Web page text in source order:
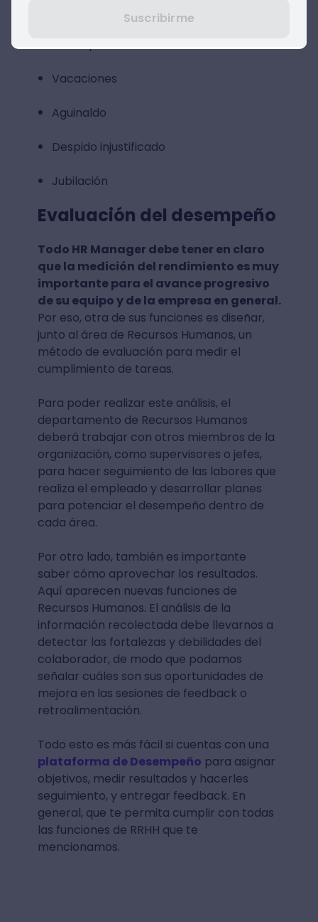
Seguro médico
Vacaciones
Aguinaldo
Despido injustificado
Jubilación
Evaluación del desempeño
Todo HR Manager debe tener en claro
que la medición del rendimiento es muy
importante para el avance progresivo
de su equipo y de la empresa en general.
Por eso, otra de sus funciones es diseñar,
junto al área de Recursos Humanos, un
método de evaluación para medir el
cumplimiento de tareas.
Para poder realizar este análisis, el
departamento de Recursos Humanos
deberá trabajar con otros miembros de la
organización, como supervisores o jefes,
para hacer seguimiento de las labores que
realiza el empleado y desarrollar planes
para potenciar el desempeño dentro de
cada área.
Por otro lado, también es importante
saber cómo aprovechar los resultados.
Aquí aparecen nuevas funciones de
Recursos Humanos. El análisis de la
información recolectada debe llevarnos a
detectar las fortalezas y debilidades del
colaborador, de modo que podamos
señalar cuáles son sus oportunidades de
mejora en las sesiones de feedback o
retroalimentación.
Todo esto es más fácil si cuentas con una
plataforma de Desempeño para asignar
objetivos, medir resultados y hacerles
seguimiento, y entregar feedback. En
general, que te permita cumplir con todas
las funciones de RRHH que te
mencionamos.
Suscribirme